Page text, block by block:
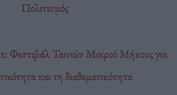
Πολιτισμός
Ταινιών Μικρού Μήκους για
και τη διαθεματικότητα